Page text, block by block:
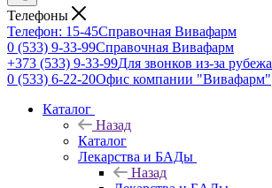
Телефоны
Телефон: 15-45Справочная Вивафарм
0 (533) 9-33-99Справочная Вивафарм
+373 (533) 9-33-99Для звонков из-за рубежа
0 (533) 6-22-20Офис компании "Вивафарм"
Каталог
Назад
Каталог
Лекарства и БАДы
Назад